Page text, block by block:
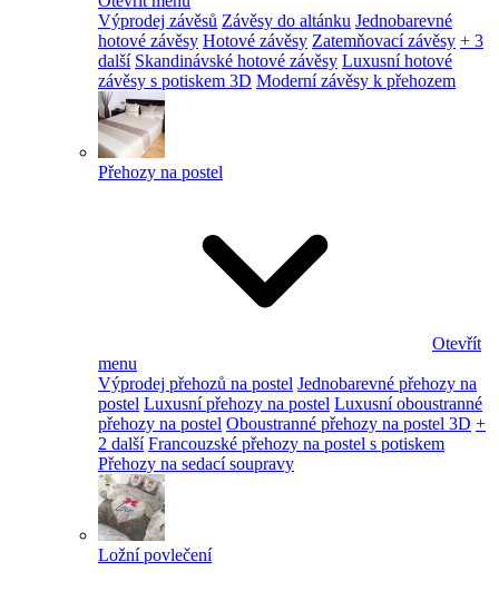
Výprodej závěsů Závěsy do altánku Jednobarevné
hotové závěsy Hotové závěsy Zatemňovací závěsy + 3
další Skandinávské hotové závěsy Luxusní hotové
závěsy s potiskem 3D Moderní závěsy k přehozem
Přehozy na postel
Otevřít
menu
Výprodej přehozů na postel Jednobarevné přehozy na
postel Luxusní přehozy na postel Luxusní oboustranné
přehozy na postel Oboustranné přehozy na postel 3D +
2 další Francouzské přehozy na postel s potiskem
Přehozy na sedací soupravy
Ložní povlečení